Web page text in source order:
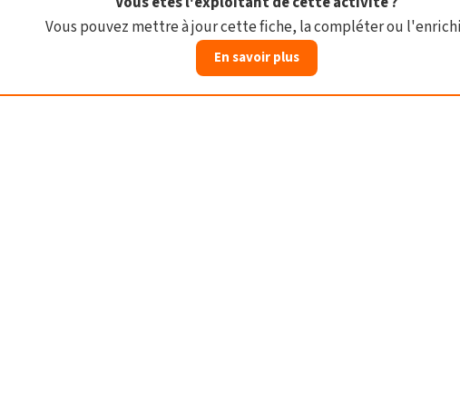
Vous pouvez mettre à jour cette fiche, la compléter ou
En savoir plus